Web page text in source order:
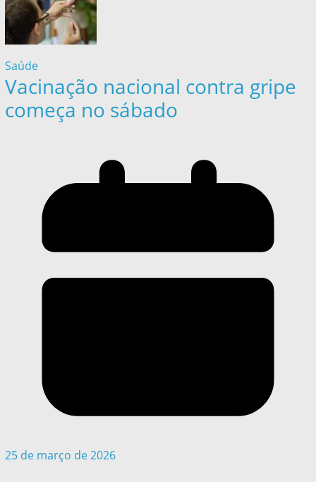
Saúde
Vacinação nacional contra gripe
começa no sábado
25 de março de 2026